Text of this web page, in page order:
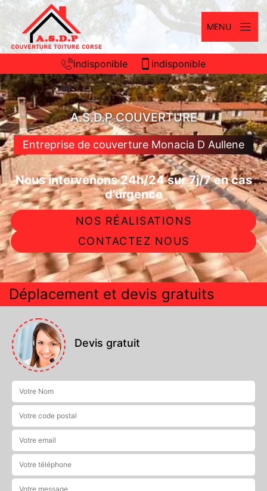
MENU
indisponible indisponible
A.S.D.P COUVERTURE
Entreprise de couverture Monacia D Aullene
Nous intervenons 24h/24 sur 7j/7 en cas
d'urgence
NOS RÉALISATIONS
CONTACTEZ NOUS
Déplacement et devis gratuits
Devis gratuit